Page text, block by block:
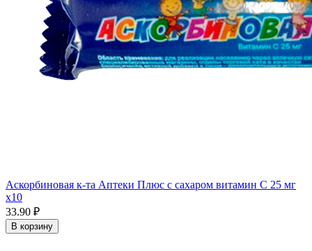
Аскорбиновая к-та Аптеки Плюс с сахаром витамин С 25 мг
x10
33.90 ₽
В корзину